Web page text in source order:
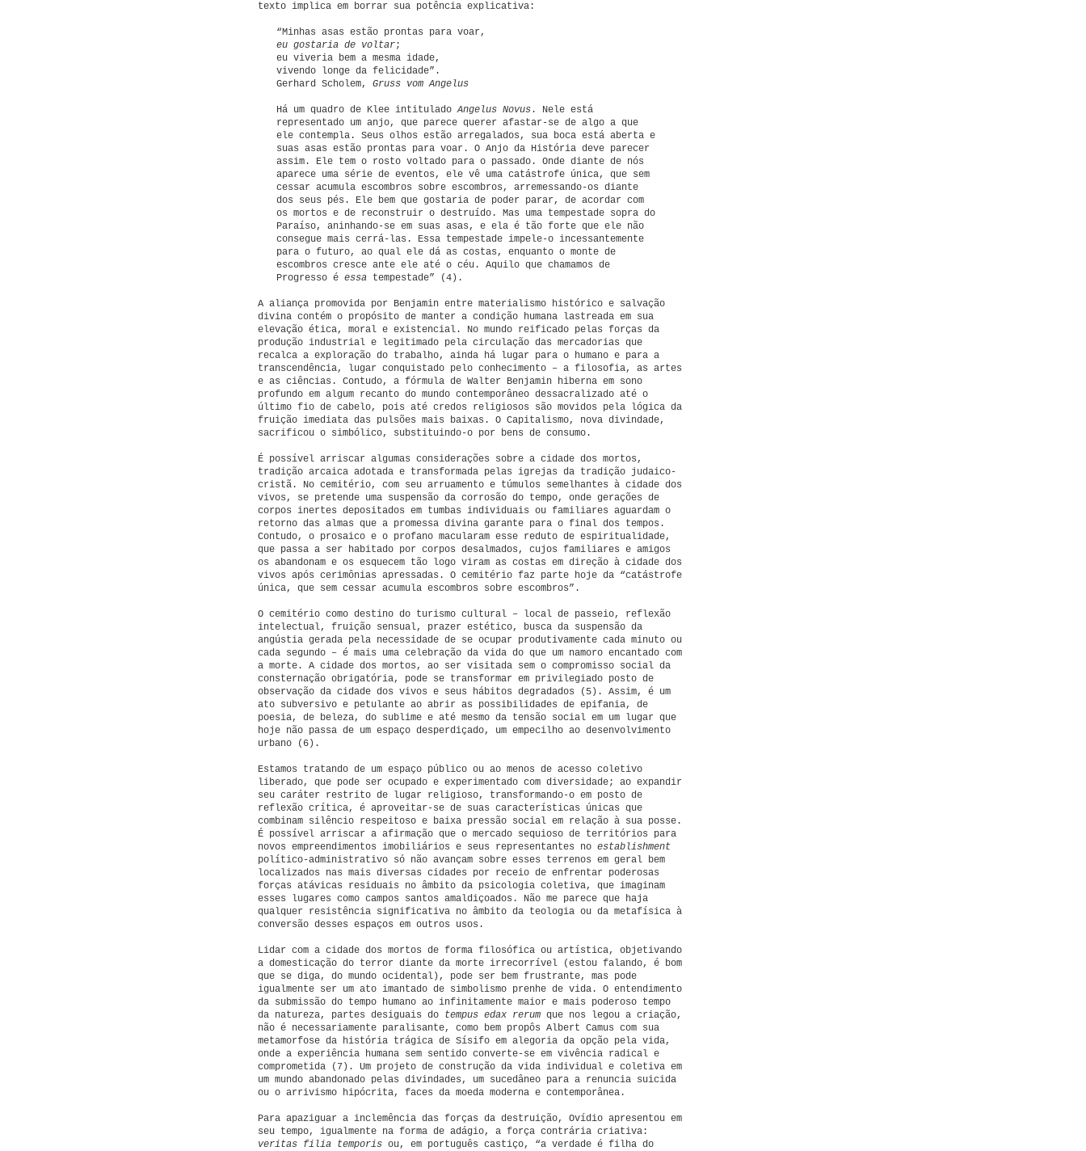
texto implica em borrar sua potência explicativa:
“Minhas asas estão prontas para voar,
eu gostaria de voltar;
eu viveria bem a mesma idade,
vivendo longe da felicidade”.
Gerhard Scholem, Gruss vom Angelus
Há um quadro de Klee intituladoAngelus Novus . Nele está
representado um anjo, que parece querer afastar-se de algo a que
ele contempla. Seus olhos estão arregalados, sua boca está aberta e
suas asas estão prontas para voar. O Anjo da História deve parecer
assim. Ele tem o rosto voltado para o passado. Onde diante de nós
aparece uma série de eventos, ele vê uma catástrofe única, que sem
cessar acumula escombros sobre escombros, arremessando-os diante
dos seus pés. Ele bem que gostaria de poder parar, de acordar com
os mortos e de reconstruir o destruído. Mas uma tempestade sopra do
Paraíso, aninhando-se em suas asas, e ela é tão forte que ele não
consegue mais cerrá-las. Essa tempestade impele-o incessantemente
para o futuro, ao qual ele dá as costas, enquanto o monte de
escombros cresce ante ele até o céu. Aquilo que chamamos de
Progresso é essa tempestade” (4).
A aliança promovida por Benjamin entre materialismo histórico e salvação
divina contém o propósito de manter a condição humana lastreada em sua
elevação ética, moral e existencial. No mundo reificado pelas forças da
produção industrial e legitimado pela circulação das mercadorias que
recalca a exploração do trabalho, ainda há lugar para o humano e para a
transcendência, lugar conquistado pelo conhecimento – a filosofia, as artes
e as ciências. Contudo, a fórmula de Walter Benjamin hiberna em sono
profundo em algum recanto do mundo contemporâneo dessacralizado até o
último fio de cabelo, pois até credos religiosos são movidos pela lógica da
fruição imediata das pulsões mais baixas. O Capitalismo, nova divindade,
sacrificou o simbólico, substituindo-o por bens de consumo.
É possível arriscar algumas considerações sobre a cidade dos mortos,
tradição arcaica adotada e transformada pelas igrejas da tradição judaico-
cristã. No cemitério, com seu arruamento e túmulos semelhantes à cidade dos
vivos, se pretende uma suspensão da corrosão do tempo, onde gerações de
corpos inertes depositados em tumbas individuais ou familiares aguardam o
retorno das almas que a promessa divina garante para o final dos tempos.
Contudo, o prosaico e o profano macularam esse reduto de espiritualidade,
que passa a ser habitado por corpos desalmados, cujos familiares e amigos
os abandonam e os esquecem tão logo viram as costas em direção à cidade dos
vivos após cerimônias apressadas. O cemitério faz parte hoje da “catástrofe
única, que sem cessar acumula escombros sobre escombros”.
O cemitério como destino do turismo cultural – local de passeio, reflexão
intelectual, fruição sensual, prazer estético, busca da suspensão da
angústia gerada pela necessidade de se ocupar produtivamente cada minuto ou
cada segundo – é mais uma celebração da vida do que um namoro encantado com
a morte. A cidade dos mortos, ao ser visitada sem o compromisso social da
consternação obrigatória, pode se transformar em privilegiado posto de
observação da cidade dos vivos e seus hábitos degradados (5). Assim, é um
ato subversivo e petulante ao abrir as possibilidades de epifania, de
poesia, de beleza, do sublime e até mesmo da tensão social em um lugar que
hoje não passa de um espaço desperdiçado, um empecilho ao desenvolvimento
urbano (6).
Estamos tratando de um espaço público ou ao menos de acesso coletivo
liberado, que pode ser ocupado e experimentado com diversidade; ao expandir
seu caráter restrito de lugar religioso, transformando-o em posto de
reflexão crítica, é aproveitar-se de suas características únicas que
combinam silêncio respeitoso e baixa pressão social em relação à sua posse.
É possível arriscar a afirmação que o mercado sequioso de territórios para
novos empreendimentos imobiliários e seus representantes no establishment
político-administrativo só não avançam sobre esses terrenos em geral bem
localizados nas mais diversas cidades por receio de enfrentar poderosas
forças atávicas residuais no âmbito da psicologia coletiva, que imaginam
esses lugares como campos santos amaldiçoados. Não me parece que haja
qualquer resistência significativa no âmbito da teologia ou da metafísica à
conversão desses espaços em outros usos.
Lidar com a cidade dos mortos de forma filosófica ou artística, objetivando
a domesticação do terror diante da morte irrecorrível (estou falando, é bom
que se diga, do mundo ocidental), pode ser bem frustrante, mas pode
igualmente ser um ato imantado de simbolismo prenhe de vida. O entendimento
da submissão do tempo humano ao infinitamente maior e mais poderoso tempo
da natureza, partes desiguais do tempus edax rerum que nos legou a criação,
não é necessariamente paralisante, como bem propôs Albert Camus com sua
metamorfose da história trágica de Sísifo em alegoria da opção pela vida,
onde a experiência humana sem sentido converte-se em vivência radical e
comprometida (7). Um projeto de construção da vida individual e coletiva em
um mundo abandonado pelas divindades, um sucedâneo para a renuncia suicida
ou o arrivismo hipócrita, faces da moeda moderna e contemporânea.
Para apaziguar a inclemência das forças da destruição, Ovídio apresentou em
seu tempo, igualmente na forma de adágio, a força contrária criativa:
veritas filia temporis ou, em português castiço, “a verdade é filha do